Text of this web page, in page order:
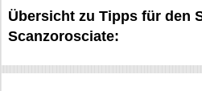
Übersicht zu Tipps für den
Scanzorosciate: